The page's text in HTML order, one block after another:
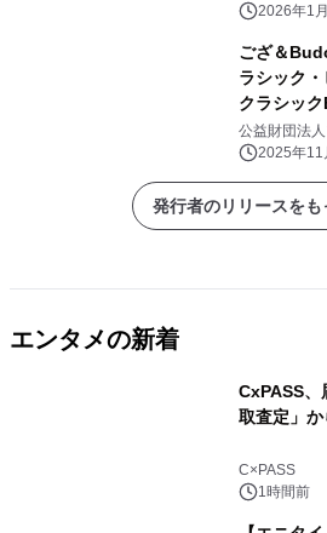
2026年1
ござ＆
ラシック
クラシッ
11月28日(
開
公益財団法
2025年11
発行者のリリースをも
エンタメの新着
CxPASS、
取査定」か
C×PASS
1時間前